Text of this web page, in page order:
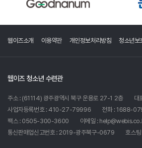
웹이즈소개 이용약관 개인정보처리방침 청소년보
웹이즈 청소년 수련관
주소 : (61114) 광주광역시 북구 운용로 27-1 2층
대
사업자등록번호 : 410-27-79996
전화 : 1688-
팩스 : 0505-300-3600
이메일 :
통신판매업신고번호 : 2019-광주북구-0679
호스